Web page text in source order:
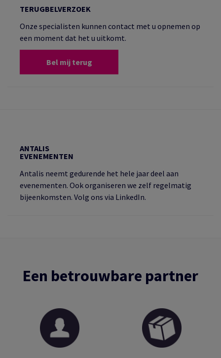
TERUGBELVERZOEK
Onze specialisten kunnen contact met u opnemen op
een moment dat het u uitkomt.
Bel mij terug
ANTALIS
EVENEMENTEN
Antalis neemt gedurende het hele jaar deel aan
evenementen. Ook organiseren we zelf regelmatig
bijeenkomsten. Volg ons via LinkedIn.
Een betrouwbare partner